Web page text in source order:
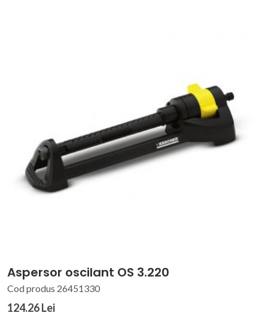
Aspersor oscilant OS 3.220
Cod produs 26451330
124.26 Lei